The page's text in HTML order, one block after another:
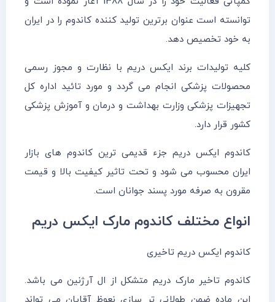
توانسته است عنوان برترین تولید کننده کاندوم را در ایران
به خود تخصیص دهد.
کلیه تولیدات برند ایکس دریم با نظارت و مجوز رسمی
محصولات پزشکی انجام می گردد و مورد تائید اداره کل
تجهیزات پزشکی وزارت بهداشت و درمان و آموزش پزشکی
کشور قرار دارد.
کاندوم ایکس دریم جزء قدیمی ترین کاندوم های بازار
ایران محسوب می شود و تحت تاثیر کیفیت بالا و قیمت
مقرون به صرفه مورد پسند جوانان است.
انواع مختلف کاندوم مارک ایکس دریم
کاندوم ایکس دریم تاخیری
کاندوم تاخیر مارک دریم متشکل از ال آرژنین می باشد.